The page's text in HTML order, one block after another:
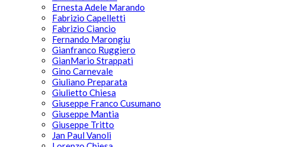
Ernesta Adele Marando
Fabrizio Capelletti
Fabrizio Ciancio
Fernando Marongiu
Gianfranco Ruggiero
GianMario Strappati
Gino Carnevale
Giuliano Preparata
Giulietto Chiesa
Giuseppe Franco Cusumano
Giuseppe Mantia
Giuseppe Tritto
Jan Paul Vanoli